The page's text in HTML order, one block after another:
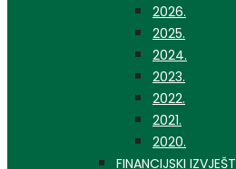
2026.
2025.
2024.
2023.
2022.
2021.
2020.
FINANCIJSKI